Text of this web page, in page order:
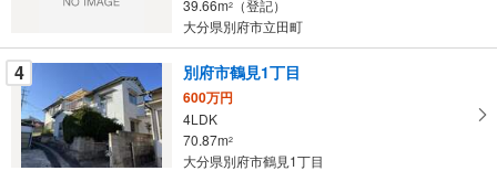
す
る
39.66m2
（登記）
大分県別府市立田町
4 別府市鶴見1丁目
600万円
4LDK
70.87m2
大分県別府市鶴見1丁目